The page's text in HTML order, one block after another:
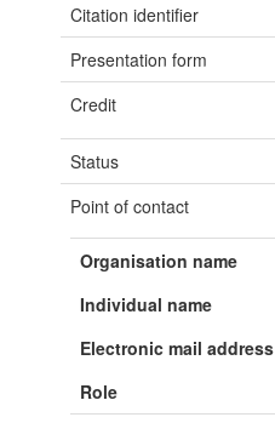
Citation identifier
Presentation form
Credit
Status
Point of contact
Organisation name
Individual name
Electronic mail address
Role